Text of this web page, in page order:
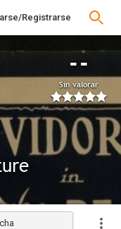
Registrarse
--
Sin valorar